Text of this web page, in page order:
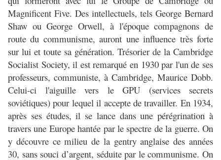
Magnificent Five. Des intellectuels, tels George Bernard
Shaw ou George Orwell, à l'époque compagnons de
route du communisme, auront une influence très forte
sur lui et toute sa génération. Trésorier de la Cambridge
Socialist Society, il est remarqué en 1930 par l'un de ses
professeurs, communiste, à Cambridge, Maurice Dobb.
Celui-ci l'aiguille vers le GPU (services secrets
soviétiques) pour lequel il accepte de travailler. En 1934,
après ses études, il se lance dans une pérégrination à
travers une Europe hantée par le spectre de la guerre. On
y découvre ce milieu de la gentry anglaise des années
30, sans souci d’argent, séduite par le communisme. On